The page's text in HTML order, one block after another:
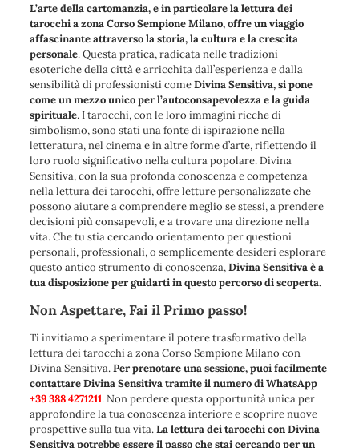
L’arte della cartomanzia, e in particolare la lettura dei
tarocchi a zona Corso Sempione Milano, offre un viaggio
affascinante attraverso la storia, la cultura e la crescita
personale. Questa pratica, radicata nelle tradizioni
esoteriche della città e arricchita dall’esperienza e dalla
sensibilità di professionisti comeDivina Sensitiva, si pone
come un mezzo unico per l’autoconsapevolezza e la guida
spirituale. I tarocchi, con le loro immagini ricche di
simbolismo, sono stati una fonte di ispirazione nella
letteratura, nel cinema e in altre forme d’arte, riflettendo il
loro ruolo significativo nella cultura popolare. Divina
Sensitiva, con la sua profonda conoscenza e competenza
nella lettura dei tarocchi, offre letture personalizzate che
possono aiutare a comprendere meglio se stessi, a prendere
decisioni più consapevoli, e a trovare una direzione nella
vita. Che tu stia cercando orientamento per questioni
personali, professionali, o semplicemente desideri esplorare
questo antico strumento di conoscenza,Divina Sensitiva è a
tua disposizione per guidarti in questo percorso di scoperta.
Non Aspettare, Fai il Primo passo!
Ti invitiamo a sperimentare il potere trasformativo della
lettura dei tarocchi a zona Corso Sempione Milano con
Divina Sensitiva.Per prenotare una sessione, puoi facilmente
contattare Divina Sensitiva tramite il numero di WhatsApp
+39 388 4271211. Non perdere questa opportunità unica per
approfondire la tua conoscenza interiore e scoprire nuove
prospettive sulla tua vita.La lettura dei tarocchi con Divina
Sensitiva potrebbe essere il passo che stai cercando per un